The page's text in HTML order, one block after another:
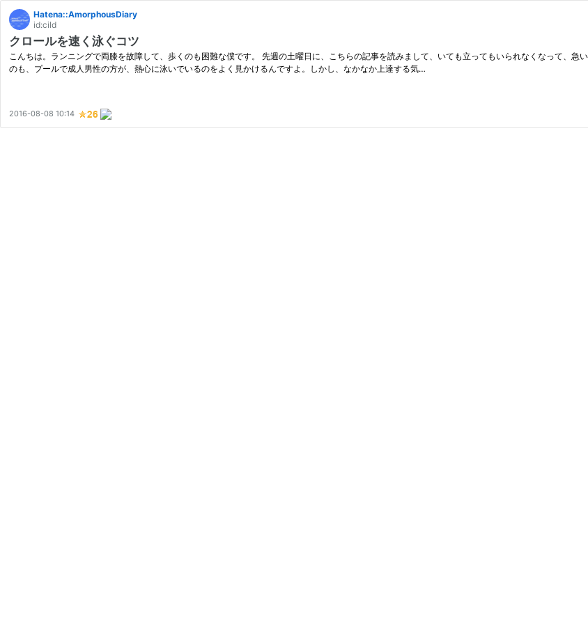
Hatena::AmorphousDiary
id:cild
クロールを速く泳ぐコツ
こんちは。ランニングで両膝を故障して、歩くのも困難な僕です。 先週の土曜日に、こちらの記事を読みまして、いても立ってもいられなくなって、急
のも、プールで成人男性の方が、熱心に泳いでいるのをよく見かけるんですよ。しかし、なかなか上達する気…
2016-08-08 10:14